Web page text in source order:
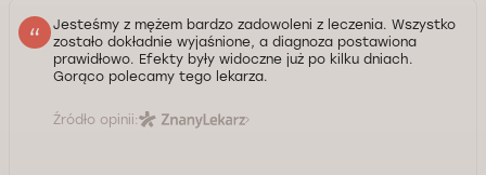
Jesteśmy z mężem bardzo zadowoleni z leczenia. Wszystko
zostało dokładnie wyjaśnione, a diagnoza postawiona
prawidłowo. Efekty były widoczne już po kilku dniach.
Gorąco polecamy tego lekarza.
Źródło opinii: